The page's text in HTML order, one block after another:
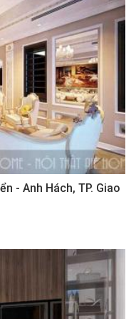
- Anh Hách, TP. Giao